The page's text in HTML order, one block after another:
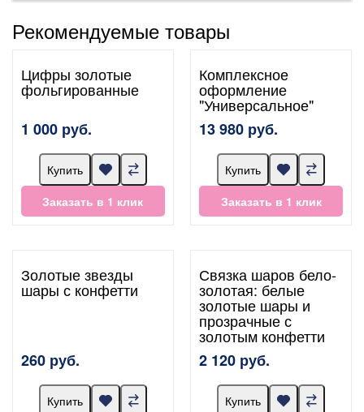
Рекомендуемые товары
Цифры золотые
фольгированные
1 000 руб.
Купить
Заказать в 1 клик
Комплексное
оформление
"Универсальное"
13 980 руб.
Купить
Заказать в 1 клик
Золотые звезды
шары с конфетти
260 руб.
Купить
Связка шаров бело-
золотая: белые
золотые шары и
прозрачные с
золотым конфетти
2 120 руб.
Купить